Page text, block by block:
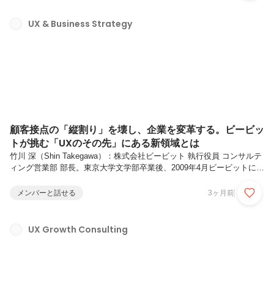
ンバーのキャリアでどう活かされているかをお伝えします。ビービット
におけるUXの仕事とは何か、その先に何があるのか、イメージの助け
UX & Business Strategy
顧客接点の「縦割り」を壊し、企業を変革する。ビービッ
トが挑む「UXのその先」にある新領域とは
竹川 深（Shin Takegawa）：株式会社ビービット 執行役員 コンサルテ
ィング営業部 部長。東京大学文学部卒業後、2009年4月ビービットに新
を経験。現在は営業部門をリードするとともに、多数の大手クライアン
リューション強化と組織づくりに奔走している。――今日は「最近のビ
ービットの仕事が、以前とは随分変わってきている」というお話を聞き
メンバーと話せる 3ヶ月前
UX Growth Consulting